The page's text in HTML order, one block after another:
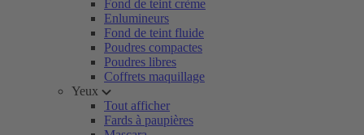
Fond de teint crème
Enlumineurs
Fond de teint fluide
Poudres compactes
Poudres libres
Coffrets maquillage
Yeux
Tout afficher
Fards à paupières